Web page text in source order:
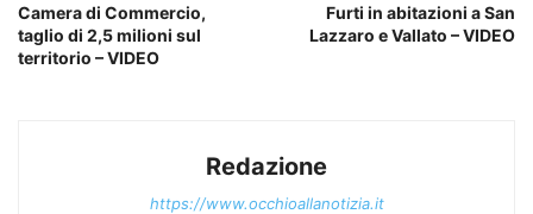
Camera di Commercio,
taglio di 2,5 milioni sul
territorio – VIDEO
Furti in abitazioni a San
Lazzaro e Vallato – VIDEO
Redazione
https://www.occhioallanotizia.it